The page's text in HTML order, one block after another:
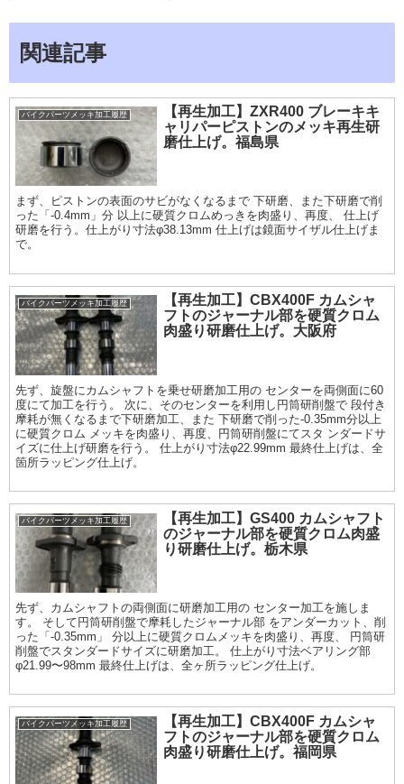
関連記事
バイクパーツメッキ加工履歴
【再生加工】ZXR400 ブレーキキ
ャリパーピストンのメッキ再生研
磨仕上げ。福島県
まず、ピストンの表面のサビがなくなるまで 下研磨、また下研磨で削
った「-0.4mm」分 以上に硬質クロムめっきを肉盛り、再度、 仕上げ
研磨を行う。仕上がり寸法φ38.13mm 仕上げは鏡面サイザル仕上げま
で。
バイクパーツメッキ加工履歴
【再生加工】CBX400F カムシャ
フトのジャーナル部を硬質クロム
肉盛り研磨仕上げ。大阪府
先ず、旋盤にカムシャフトを乗せ研磨加工用の センターを両側面に60
度にて加工を行う。 次に、そのセンターを利用し円筒研削盤で 段付き
摩耗が無くなるまで下研磨加工、また 下研磨で削った-0.35mm分以上
に硬質クロム メッキを肉盛り、再度、円筒研削盤にてスタ ンダードサ
イズに仕上げ研磨を行う。 仕上がり寸法φ22.99mm 最終仕上げは、全
箇所ラッピング仕上げ。
バイクパーツメッキ加工履歴
【再生加工】GS400 カムシャフト
のジャーナル部を硬質クロム肉盛
り研磨仕上げ。栃木県
先ず、カムシャフトの両側面に研磨加工用の センター加工を施しま
す。 そして円筒研削盤で摩耗したジャーナル部 をアンダーカット、削
った「-0.35mm」 分以上に硬質クロムメッキを肉盛り、再度、 円筒研
削盤でスタンダードサイズに研磨加工。 仕上がり寸法ベアリング部
φ21.99〜98mm 最終仕上げは、全ヶ所ラッピング仕上げ。
バイクパーツメッキ加工履歴
【再生加工】CBX400F カムシャ
フトのジャーナル部を硬質クロム
肉盛り研磨仕上げ。福岡県